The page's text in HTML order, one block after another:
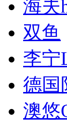
海夫
双鱼
李宁
德国
澳悠